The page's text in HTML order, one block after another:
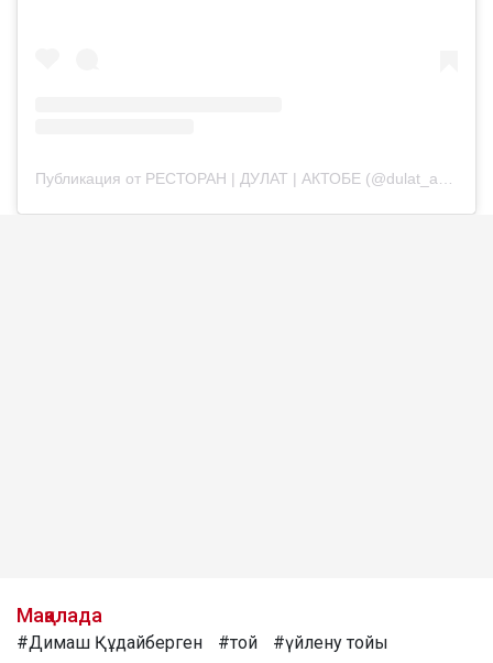
Публикация от РЕСТОРАН | ДУЛАТ | АКТОБЕ (@dulat_aqtobe)
Мақалада
#Димаш Құдайберген #той #үйлену тойы